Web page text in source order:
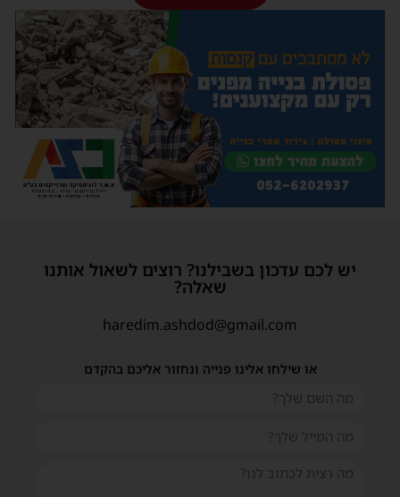
יש לכם עדכון בשבילנו? רוצים לשאול אותנו
שאלה?
haredim.ashdod@gmail.com
או שילחו אלינו פנייה ונחזור אליכם בהקדם